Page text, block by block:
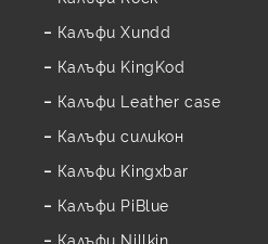
Калъфи Xundd
Калъфи KingKod
Калъфи Leather case
Калъфи силикон
Калъфи Kingxbar
Калъфи PiBlue
Калъфи Nillkin